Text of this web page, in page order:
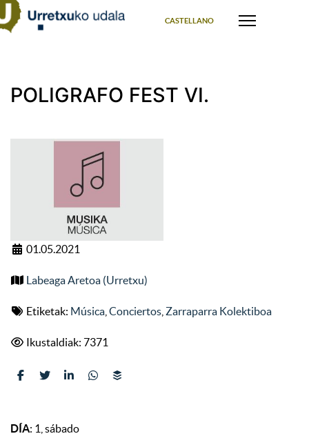
CASTELLANO
POLIGRAFO FEST VI.
01.05.2021
Labeaga Aretoa (Urretxu)
Etiketak: Música Conciertos Zarraparra Kolektiboa
Ikustaldiak: 7371
DÍA: 1, sábado